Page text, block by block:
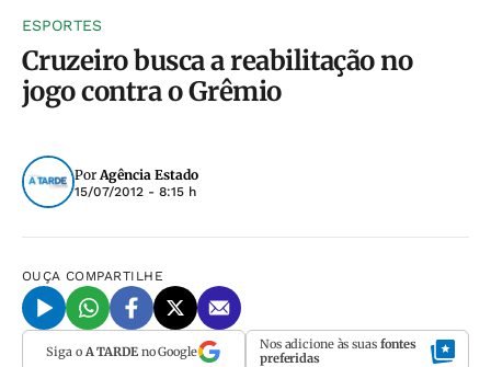
ESPORTES
Cruzeiro busca a reabilitação no
jogo contra o Grêmio
PorAgência Estado
15/07/2012 - 8:15 h
OUÇA COMPARTILHE
Siga o A TARDEno Google Nos adicione às suas fontes
preferidas